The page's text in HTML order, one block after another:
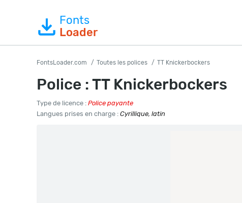
Fonts
Loader
FontsLoader.com Toutes les polices TT Knickerbockers
Police : TT Knickerbockers
Type de licence : Police payante
Langues prises en charge : Cyrillique, latin